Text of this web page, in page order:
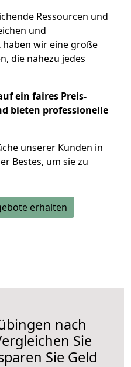
Ressourcen und
und
haben wir eine große
die nahezu jedes
ein faires Preis-
bieten professionelle
unserer Kunden in
Bestes, um sie zu
erhalten
nach
Sie
Sie Geld